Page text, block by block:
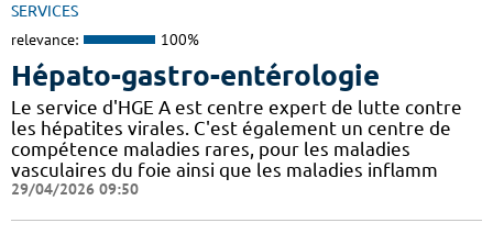
SERVICES
relevance: 100%
Hépato-gastro-entérologie
Le service d'HGE A est centre expert de lutte contre
les hépatites virales. C'est également un centre de
compétence maladies rares, pour les maladies
vasculaires du foie ainsi que les maladies inflamm
29/04/2026 09:50